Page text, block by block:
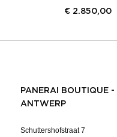
€ 2.850,00
PANERAI BOUTIQUE -
ANTWERP
Schuttershofstraat 7